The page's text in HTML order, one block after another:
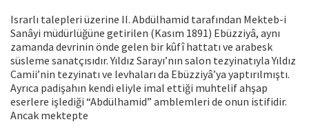
Israrlı talepleri üzerine II. Abdülhamid tarafından Mekteb-i
Sanâyi müdürlüğüne getirilen (Kasım 1891) Ebüzziyâ, aynı
zamanda devrinin önde gelen bir kûfî hattatı ve arabesk
süsleme sanatçısıdır. Yıldız Sarayı’nın salon tezyinatıyla Yıldız
Camii’nin tezyinatı ve levhaları da Ebüzziyâ’ya yaptırılmıştı.
Ayrıca padişahın kendi eliyle imal ettiği muhtelif ahşap
eserlere işlediği “Abdülhamid” amblemleri de onun istifidir.
Ancak mektepte